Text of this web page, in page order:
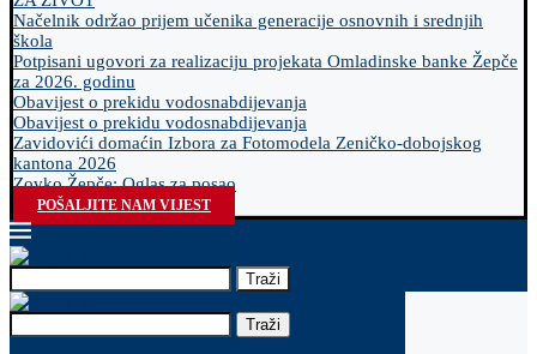
Načelnik održao prijem učenika generacije osnovnih i srednjih
škola
Potpisani ugovori za realizaciju projekata Omladinske banke Žepče
za 2026. godinu
Obavijest o prekidu vodosnabdijevanja
Obavijest o prekidu vodosnabdijevanja
Zavidovići domaćin Izbora za Fotomodela Zeničko-dobojskog
kantona 2026
Zovko Žepče: Oglas za posao
POŠALJITE NAM VIJEST
Traži
Traži